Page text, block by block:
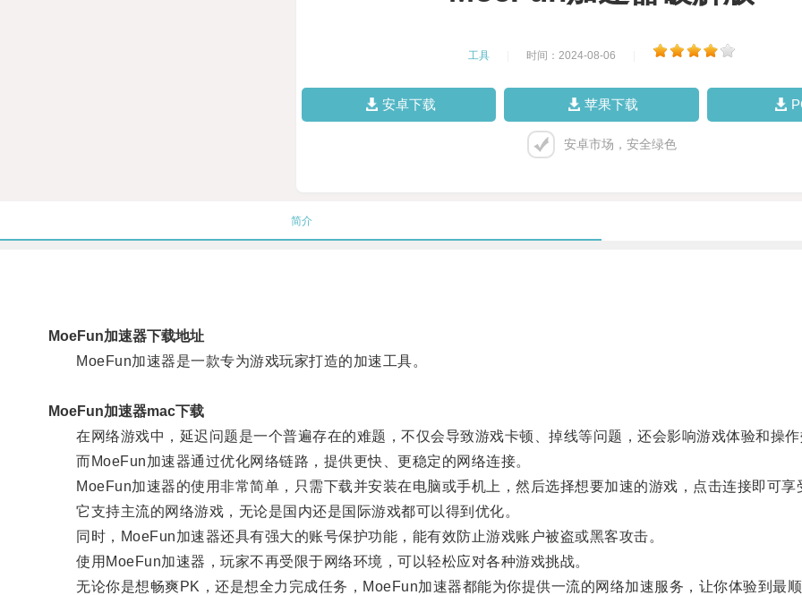
工具 时间：2024-08-06
安卓下载 苹果下载
安卓市场，安全绿色
简介
MoeFun加速器下载地址
MoeFun加速器是一款专为游戏玩家打造的加速工具。
MoeFun加速器mac下载
在网络游戏中，延迟问题是一个普遍存在的难题，不仅会导致游戏卡顿、掉线等问题，还会影响游戏体验和操作
而MoeFun加速器通过优化网络链路，提供更快、更稳定的网络连接。
MoeFun加速器的使用非常简单，只需下载并安装在电脑或手机上，然后选择想要加速的游戏，点击连接即可享
它支持主流的网络游戏，无论是国内还是国际游戏都可以得到优化。
同时，MoeFun加速器还具有强大的账号保护功能，能有效防止游戏账户被盗或黑客攻击。
使用MoeFun加速器，玩家不再受限于网络环境，可以轻松应对各种游戏挑战。
无论你是想畅爽PK，还是想全力完成任务，MoeFun加速器都能为你提供一流的网络加速服务，让你体验到最顺